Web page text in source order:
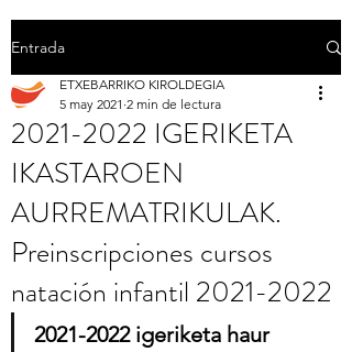
Entrada
2021-2022 IGERIKETA
IKASTAROEN
AURREMATRIKULAK.
Preinscripciones cursos
natación infantil 2021-2022
ETXEBARRIKO KIROLDEGIA
5 may 2021 2 min de lectura
2021-2022 igeriketa haur